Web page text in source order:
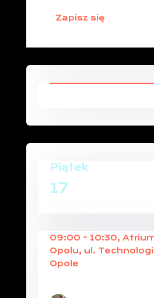
Zapisz się
Piątek
17
09:00 - 10:30,
Opolu, ul.
Opole